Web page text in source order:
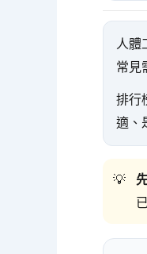
人體
常見
排行
適、